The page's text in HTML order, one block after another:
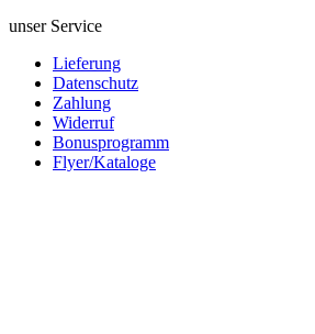
unser Service
Lieferung
Datenschutz
Zahlung
Widerruf
Bonusprogramm
Flyer/Kataloge